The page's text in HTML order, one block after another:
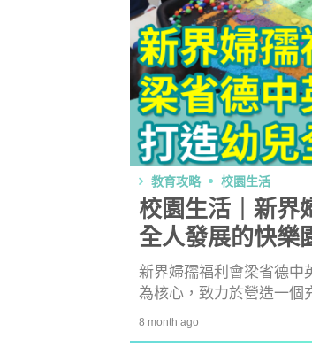
教育攻略 校園生活
校園生活｜新
全人發展的快樂
新界婦孺福利會梁省德中
為核心，致力於營造一個
8 month ago
1